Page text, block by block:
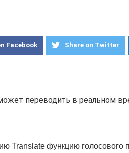
Facebook Share on Twitter
Translate функцию голосового